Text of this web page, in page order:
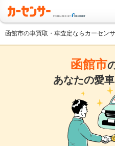
函館市の車買取・車査定ならカーセン
函館市
あなたの愛